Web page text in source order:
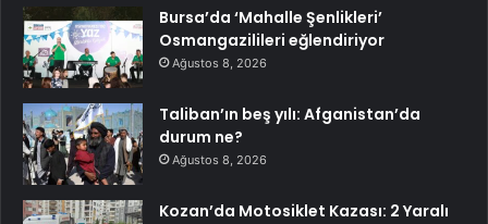
Bursa’da ‘Mahalle Şenlikleri’
Osmangazilileri eğlendiriyor
Ağustos 8, 2026
Taliban’ın beş yılı: Afganistan’da
durum ne?
Ağustos 8, 2026
Kozan’da Motosiklet Kazası: 2 Yaralı